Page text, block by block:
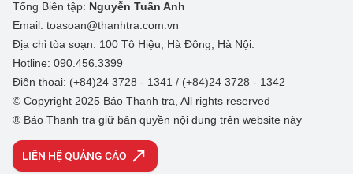
Tổng Biên tập: Nguyễn Tuấn Anh
Email: toasoan@thanhtra.com.vn
Địa chỉ tòa soạn: 100 Tô Hiệu, Hà Đông, Hà Nội.
Hotline: 090.456.3399
Điện thoại: (+84)24 3728 - 1341 / (+84)24 3728 - 1342
© Copyright 2025 Báo Thanh tra, All rights reserved
® Báo Thanh tra giữ bản quyền nội dung trên website này
LIÊN HỆ QUẢNG CÁO